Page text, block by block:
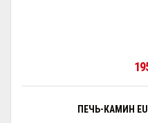
ПЕЧЬ-КАМИН